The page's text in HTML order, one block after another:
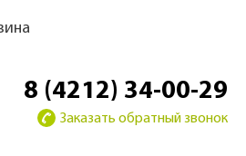
8 (4212) 34-00-29
Заказать обратный звонок